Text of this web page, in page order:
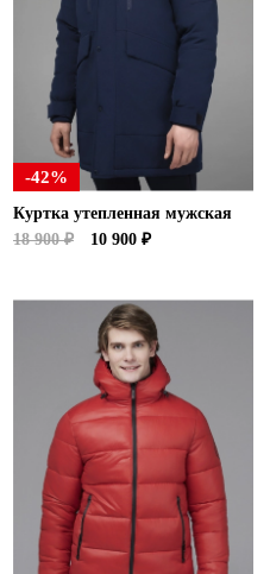
Ханты-Мансийский автономный округ (3)
Челябинская область (2)
Ямало-Ненецкий автономный округ (1)
Ярославская область (1)
-42%
Куртка утепленная мужская
18 900 ₽
10 900 ₽